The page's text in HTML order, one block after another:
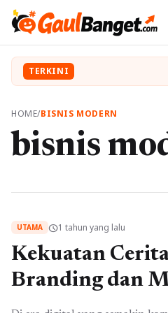
TERKINI
HOME/BISNIS MODERN
bisnis
UTAMA schedule1 tahun yang lalu
Kekuatan
Branding dan